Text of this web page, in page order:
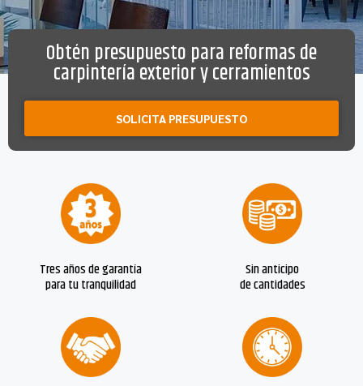
Obtén presupuesto para reformas de
carpintería exterior y cerramientos
SOLICITA PRESUPUESTO
Tres años de garantía
para tu tranquilidad
Sin anticipo
de cantidades